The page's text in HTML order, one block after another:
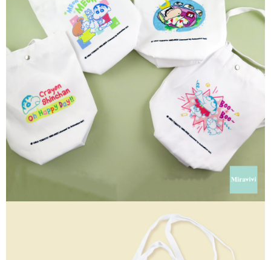
ATM／網路銀行／等多元方式進行付款，方視為交易完成。
※ 請注意：結帳手續完成當下不需立刻繳費，但若您需要取消訂單，請聯絡
購買商品的店家。未經商家同意取消之訂單仍視為有效，需透過AFTEE先享
後付繳納相關費用。
※ 交易是否成功請以「AFTEE先享後付 」之結帳頁面顯示為準，若有關於
是否繳費成功／繳費後需取消欲退款等相關疑問，請聯繫「AFTEE先享後付
https://netprotections.freshdesk.com/support/home
【注意事項】
１．透過由恩沛科技股份有限公司提供之「AFTEE先享後付」服務完成之交
易，需依本服務之必要範圍內提供個人資料，並將交易相關給付款項請求債
權轉讓予恩沛科技股份有限公司。
２．關於個人資料處理事宜，請瀏覽以下網址：
https://aftee.tw/terms/#terms3
３．未成年的使用者請事先徵得法定代理人或監護人之同意方可使用
「AFTEE先享後付」，若未經同意申辦者引起之損失，本公司不負相關責
時審查核予不同之上限額度；若仍有額度不足之情形，本公司將視審查結果
５．嚴禁一人註冊多個帳號或使用他人資訊註冊。若發現惡意使用之情形，
恩沛科技股份有限公司將有權停止該用戶之使用額度並採取法律行動。
7-11付款取貨
每筆NT$60，滿NT$499(含以上)免運費
付款後7-11取貨
每筆NT$60，滿NT$499(含以上)免運費
每筆NT$120，滿NT$499(含以上)免運費
海外宅配 查看運費